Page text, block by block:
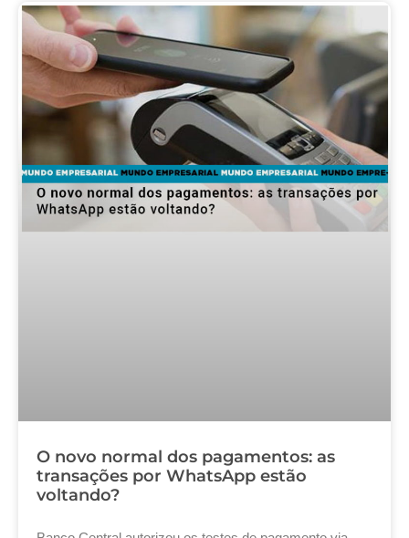
O novo normal dos pagamentos: as
transações por WhatsApp estão
voltando?